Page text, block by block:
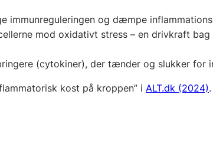
immunreguleringen og dæmpe
mod oxidativt stress – en drivkraft bag
(cytokiner), der tænder og slukker for
kost på kroppen” i ALT.dk (2024).